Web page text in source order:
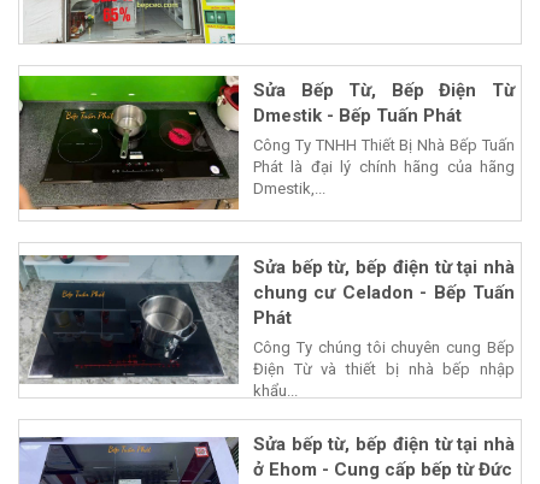
Sửa Bếp Từ, Bếp Điện Từ
Dmestik - Bếp Tuấn Phát
Công Ty TNHH Thiết Bị Nhà Bếp Tuấn
Phát là đại lý chính hãng của hãng
Dmestik,...
Sửa bếp từ, bếp điện từ tại nhà
chung cư Celadon - Bếp Tuấn
Phát
Công Ty chúng tôi chuyên cung Bếp
Điện Từ và thiết bị nhà bếp nhập
khẩu...
Sửa bếp từ, bếp điện từ tại nhà
ở Ehom - Cung cấp bếp từ Đức